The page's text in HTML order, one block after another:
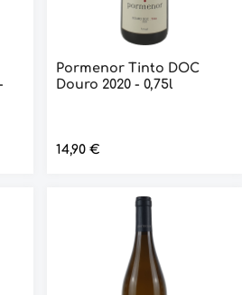
Pormenor Tinto DOC
Douro 2020 - 0,75l
Regulärer Preis:
14,90 €